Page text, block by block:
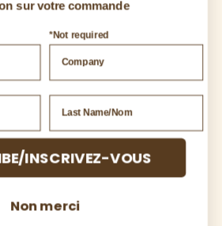
1 month ago
remove negative
your Google Business,
my profile; my
are listed there. After
lire
sur votre commande
*Not required
INSCRIVEZ-VOUS
Non merci